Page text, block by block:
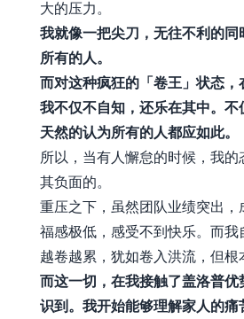
大的压力。
我就像一把尖刀，无往不利的同
所有的人。
而对这种疯狂的「卷王」状态，
我不仅不自知，还乐在其中。不
天然的认为所有的人都应如此。
所以，当有人懈怠的时候，我的
其负面的。
重压之下，虽然团队业绩突出，
福感极低，感受不到快乐。而我
越卷越累，犹如卷入洪流，但根
而这一切，在我接触了盖洛普优
识到。我开始能够理解家人的痛